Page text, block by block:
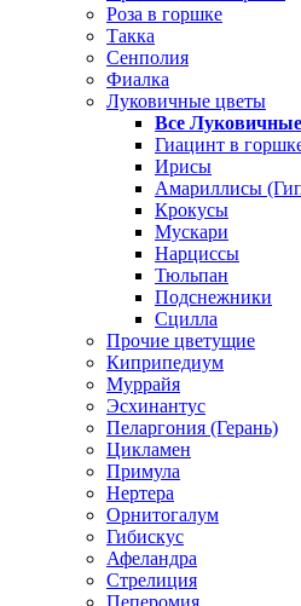
Роза в горшке
Такка
Сенполия
Фиалка
Луковичные цветы
Все
Гиацинт в
Ирисы
Амариллисы
Крокусы
Мускари
Нарциссы
Тюльпан
Подснежники
Сцилла
Прочие цветущие
Киприпедиум
Муррайя
Эсхинантус
Пеларгония (Герань)
Цикламен
Примула
Нертера
Орнитогалум
Гибискус
Афеландра
Стрелиция